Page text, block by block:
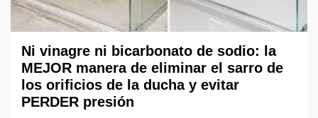
Ni vinagre ni bicarbonato de sodio: la
MEJOR manera de eliminar el sarro de
los orificios de la ducha y evitar
PERDER presión